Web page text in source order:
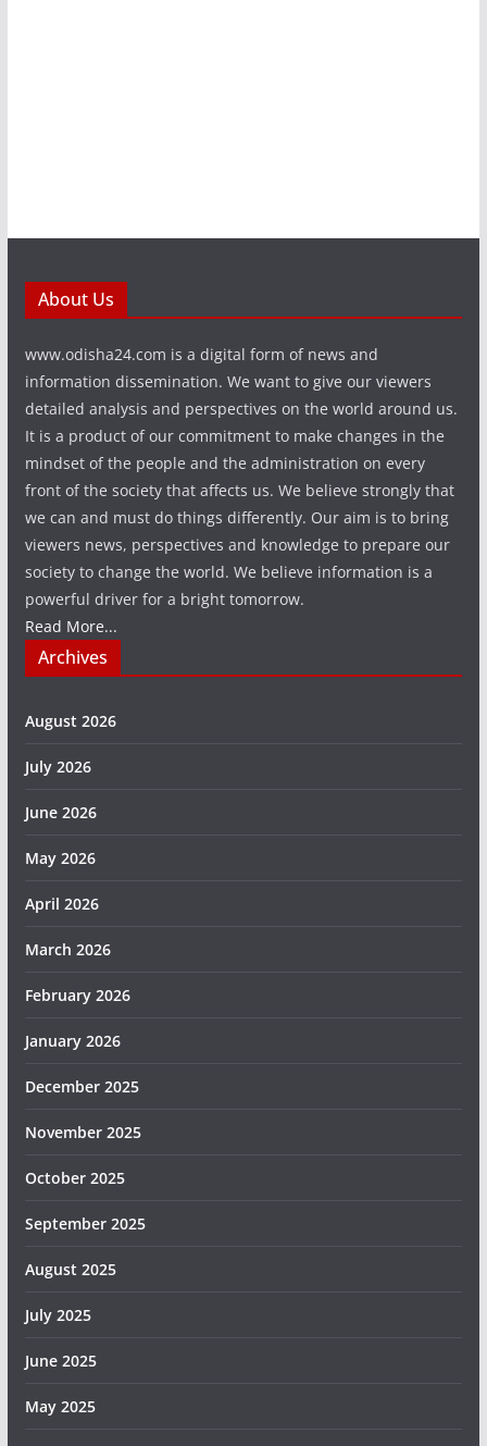
About Us
www.odisha24.com is a digital form of news and
information dissemination. We want to give our viewers
detailed analysis and perspectives on the world around us.
It is a product of our commitment to make changes in the
mindset of the people and the administration on every
front of the society that affects us. We believe strongly that
we can and must do things differently. Our aim is to bring
viewers news, perspectives and knowledge to prepare our
society to change the world. We believe information is a
powerful driver for a bright tomorrow.
Read More...
Archives
August 2026
July 2026
June 2026
May 2026
April 2026
March 2026
February 2026
January 2026
December 2025
November 2025
October 2025
September 2025
August 2025
July 2025
June 2025
May 2025